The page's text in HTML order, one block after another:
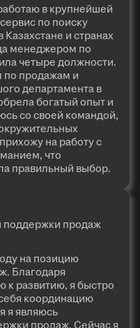
в крупнейшей
по поиску
и странах
менеджером по
четыре должности.
по продажам и
департамента в
богатый опыт и
со своей командой,
на работу с
что
правильный выбор.
поддержки продаж
на позицию
Благодаря
к развитию, я быстро
координацию
я являюсь
продаж. Сейчас я